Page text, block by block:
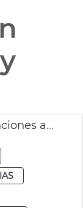
y
JCF - Pago anticipado subvenciones agrupaciones de falla